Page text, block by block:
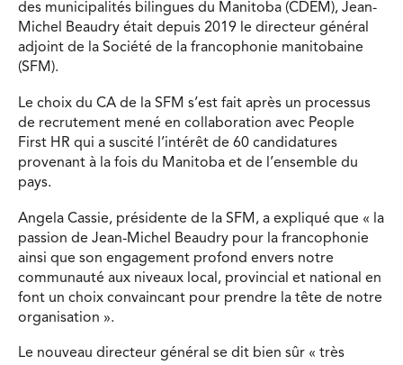
des municipalités bilingues du Manitoba (CDEM), Jean-
Michel Beaudry était depuis 2019 le directeur général
adjoint de la Société de la francophonie manitobaine
(SFM).
Le choix du CA de la SFM s’est fait après un processus
de recrutement mené en collaboration avec People
First HR qui a suscité l’intérêt de 60 candidatures
provenant à la fois du Manitoba et de l’ensemble du
pays.
Angela Cassie, présidente de la SFM, a expliqué que « la
passion de Jean-Michel Beaudry pour la francophonie
ainsi que son engagement profond envers notre
communauté aux niveaux local, provincial et national en
font un choix convaincant pour prendre la tête de notre
organisation ».
Le nouveau directeur général se dit bien sûr « très